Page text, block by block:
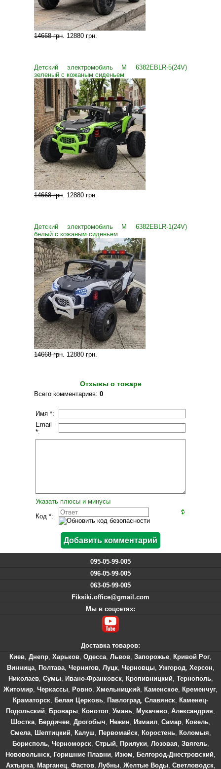
14668 грн. 12880 грн.
Детский электромобиль M 6382EBLR-5(24V)
зеленый с кожаным сиденьем
14668 грн. 12880 грн.
Детский электромобиль M 6382EBLR-1(24V)
белый с кожаным сиденьем
14668 грн. 12880 грн.
Отзывы о товаре
Всего комментариев: 0
Имя *:
Email
*:
Указать плюсы и минусы
Код *:
095-05-99-005
096-05-99-005
063-05-99-005
Fiksiki.office@gmail.com
Мы в соцсетях:
Доставка товаров:
Киев, Днепр, Харьков, Одесса, Львов, Запорожье, Кривой Рог,
Винница, Полтава, Чернигов, Луцк, Черновцы, Ужгород, Херсон,
Николаев, Сумы, Ивано-Франковск, Кропивницкий, Тернополь,
Житомир, Черкассы, Ровно, Хмельницкий, Каменское, Кременчуг,
Краматорск, Белая Церковь, Павлоград, Славянск, Каменец-
Подольский, Бровары, Конотоп, Умань, Мукачево, Александрия,
Шостка, Бердичев, Дрогобыч, Нежин, Измаил, Самар, Ковель,
Смела, Шептицкий, Калуш, Первомайск, Коростень, Коломыя,
Борисполь, Черноморск, Стрый, Прилуки, Лозовая, Звягель,
Нововолынск, Горишние Плавни, Изюм, Белгород-Днестровский,
Ахтырка, Марганец, Фастов, Лубны, Желтые Воды, Светловодск,